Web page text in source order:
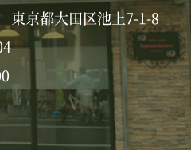
東京都大田区池上7-1-8